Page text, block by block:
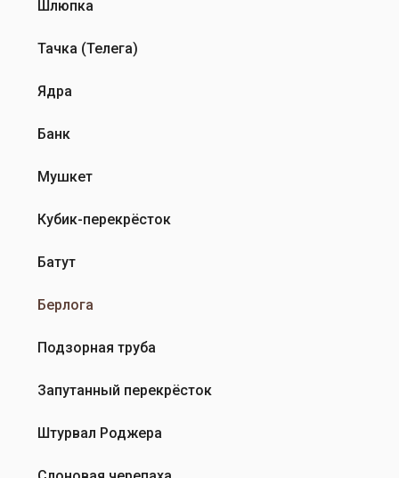
Шлюпка
Тачка (Телега)
Ядра
Банк
Мушкет
Кубик-перекрёсток
Батут
Берлога
Подзорная труба
Запутанный перекрёсток
Штурвал Роджера